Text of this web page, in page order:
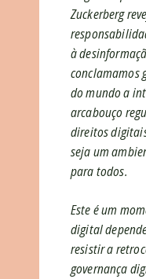
Zuckerberg
à
conclamamos
do mundo a
arcabouço
direitos
seja um
para todos.
Este é um
digital
resistir a
governança